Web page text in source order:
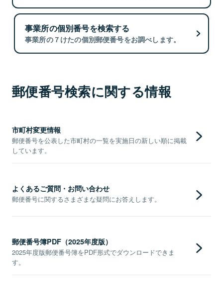
事業所の個別番号を検索する
事業所の７けたの個別郵便番号をお調べします。
郵便番号検索に関する情報
市町村変更情報
郵便番号を公表した市町村の一覧を実施日の新しい順に掲載
しています。
よくあるご質問・お問い合わせ
郵便番号に関するさまざまな疑問にお答えします。
郵便番号簿PDF（2025年度版）
2025年度版郵便番号簿をPDF形式でダウンロードできま
す。